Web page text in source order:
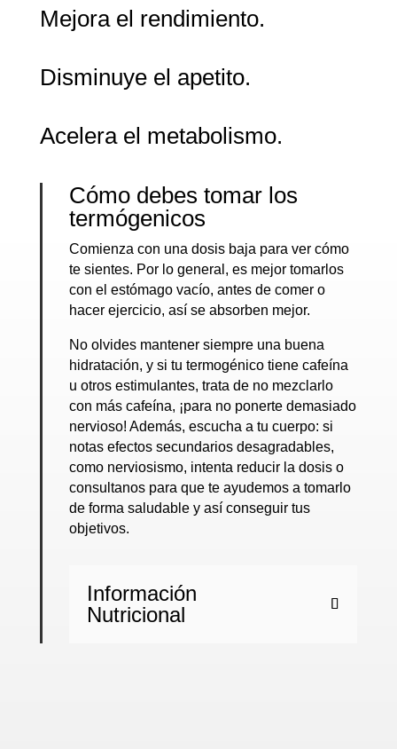
Mejora el rendimiento.
Disminuye el apetito.
Acelera el metabolismo.
Cómo debes tomar los
termógenicos
Comienza con una dosis baja para ver cómo
te sientes. Por lo general, es mejor tomarlos
con el estómago vacío, antes de comer o
hacer ejercicio, así se absorben mejor.
No olvides mantener siempre una buena
hidratación, y si tu termogénico tiene cafeína
u otros estimulantes, trata de no mezclarlo
con más cafeína, ¡para no ponerte demasiado
nervioso! Además, escucha a tu cuerpo: si
notas efectos secundarios desagradables,
como nerviosismo, intenta reducir la dosis o
consultanos para que te ayudemos a tomarlo
de forma saludable y así conseguir tus
objetivos.
Información
Nutricional